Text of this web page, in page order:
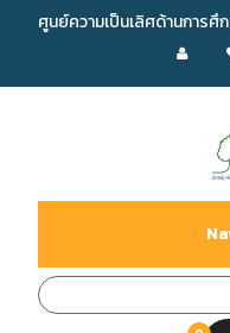
ศูนย์ความเป็นเลิศด้านการ